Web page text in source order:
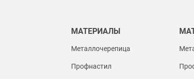
МАТЕРИАЛЫ
Металлочерепица
Профнастил